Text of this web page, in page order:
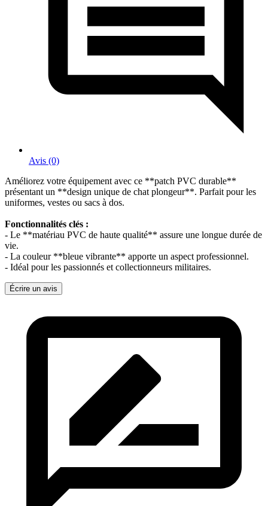
Avis (0)
Améliorez votre équipement avec ce **patch PVC durable**
présentant un **design unique de chat plongeur**. Parfait pour les
uniformes, vestes ou sacs à dos.
Fonctionnalités clés :
- Le **matériau PVC de haute qualité** assure une longue durée de
vie.
- La couleur **bleue vibrante** apporte un aspect professionnel.
- Idéal pour les passionnés et collectionneurs militaires.
Écrire un avis